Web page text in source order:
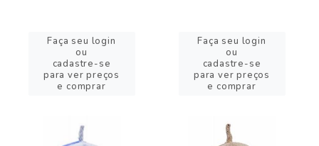
Faça seu login
ou
cadastre-se
para ver preços
e comprar
Faça seu login
ou
cadastre-se
para ver preços
e comprar